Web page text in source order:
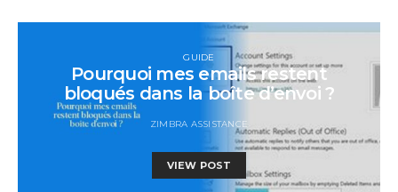
GUIDE
Pourquoi mes emails restent
bloqués dans la boîte d’envoi ?
ZIMBRA ASSISTANCE
VIEW POST